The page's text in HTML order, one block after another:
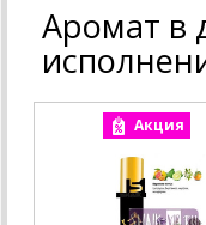
Аромат в
Акция